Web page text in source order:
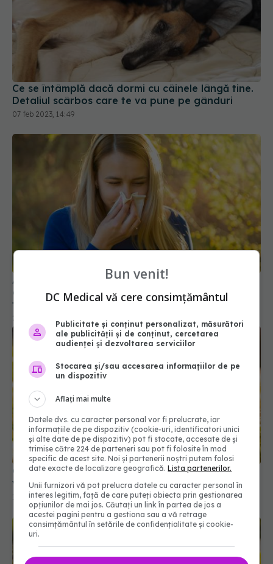
Ce se întâmplă dacă dormi cu câinele lângă tine.
Detaliul scârbos care te va pune pe gânduri
07 feb 2023, 14:49
Alergiile, între factorii declanșatori și moștenirea
genetică. De ce unele persoane sunt afectate de
febra fânului, iar altele nu
20 apr 2023, 11:56
Cum facem diferența între alergia la polen și
viroze. Leru: Sistemul imunitar o ia razna
19 mar 2023, 10:12
Bun venit!
DC Medical vă cere consimțământul
Publicitate și conținut personalizat, măsurători
ale publicității și de conținut, cercetarea
audienței și dezvoltarea serviciilor
Stocarea și/sau accesarea informațiilor de pe
un dispozitiv
Aflați mai multe
Datele dvs. cu caracter personal vor fi prelucrate, iar
informațiile de pe dispozitiv (cookie-uri, identificatori unici
și alte date de pe dispozitiv) pot fi stocate, accesate de și
trimise către 224 de parteneri sau pot fi folosite în mod
specific de acest site. Noi și partenerii noștri putem folosi
date exacte de localizare geografică.Lista partenerilor.
Unii furnizori vă pot prelucra datele cu caracter personal în
interes legitim, față de care puteți obiecta prin gestionarea
opțiunilor de mai jos. Căutați un link în partea de jos a
acestei pagini pentru a gestiona sau a vă retrage
consimțământul în setările de confidențialitate și cookie-
uri.